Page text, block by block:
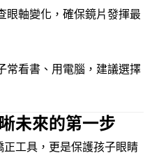
眼軸變化，確保鏡片發揮最
常看書、用電腦，建議選擇
未來的第一步
工具，更是保護孩子眼睛